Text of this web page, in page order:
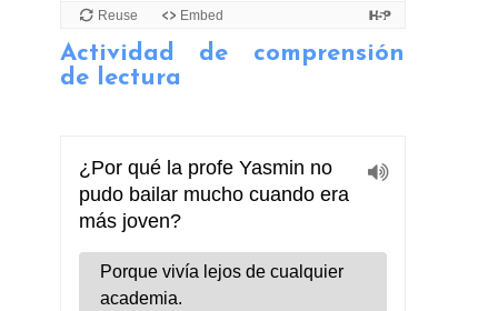
Actividad de comprensión
de lectura